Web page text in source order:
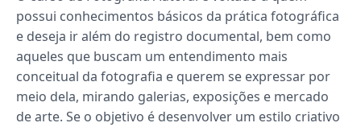
possui conhecimentos básicos da prática fotográfica
e deseja ir além do registro documental, bem como
aqueles que buscam um entendimento mais
conceitual da fotografia e querem se expressar por
meio dela, mirando galerias, exposições e mercado
de arte. Se o objetivo é desenvolver um estilo criativo